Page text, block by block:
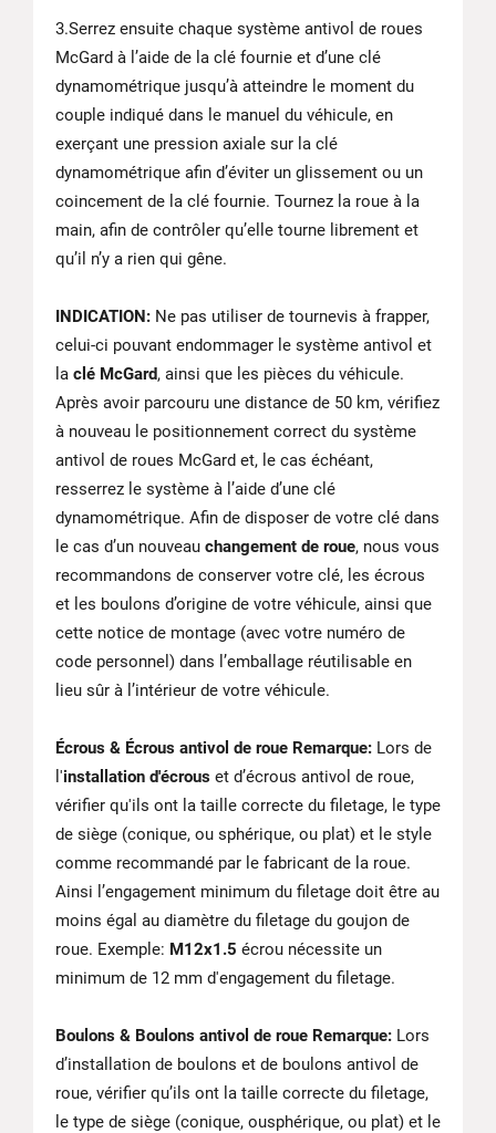
3.Serrez ensuite chaque système antivol de roues
McGard à l’aide de la clé fournie et d’une clé
dynamométrique jusqu’à atteindre le moment du
couple indiqué dans le manuel du véhicule, en
exerçant une pression axiale sur la clé
dynamométrique afin d’éviter un glissement ou un
coincement de la clé fournie. Tournez la roue à la
main, afin de contrôler qu’elle tourne librement et
qu’il n’y a rien qui gêne.
INDICATION: Ne pas utiliser de tournevis à frapper,
celui-ci pouvant endommager le système antivol et
la clé McGard, ainsi que les pièces du véhicule.
Après avoir parcouru une distance de 50 km, vérifiez
à nouveau le positionnement correct du système
antivol de roues McGard et, le cas échéant,
resserrez le système à l’aide d’une clé
dynamométrique. Afin de disposer de votre clé dans
le cas d’un nouveau changement de roue, nous vous
recommandons de conserver votre clé, les écrous
et les boulons d’origine de votre véhicule, ainsi que
cette notice de montage (avec votre numéro de
code personnel) dans l’emballage réutilisable en
lieu sûr à l’intérieur de votre véhicule.
Écrous & Écrous antivol de roue Remarque: Lors de
l'installation d'écrous et d’écrous antivol de roue,
vérifier qu'ils ont la taille correcte du filetage, le type
de siège (conique, ou sphérique, ou plat) et le style
comme recommandé par le fabricant de la roue.
Ainsi l’engagement minimum du filetage doit être au
moins égal au diamètre du filetage du goujon de
roue. Exemple: M12x1.5 écrou nécessite un
minimum de 12 mm d'engagement du filetage.
Boulons & Boulons antivol de roue Remarque: Lors
d’installation de boulons et de boulons antivol de
roue, vérifier qu’ils ont la taille correcte du filetage,
le type de siège (conique, ousphérique, ou plat) et le